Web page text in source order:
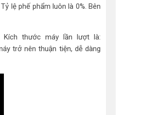
lệ phế phẩm luôn là 0%. Bên
thước máy lần lượt là:
trở nên thuận tiện, dễ dàng